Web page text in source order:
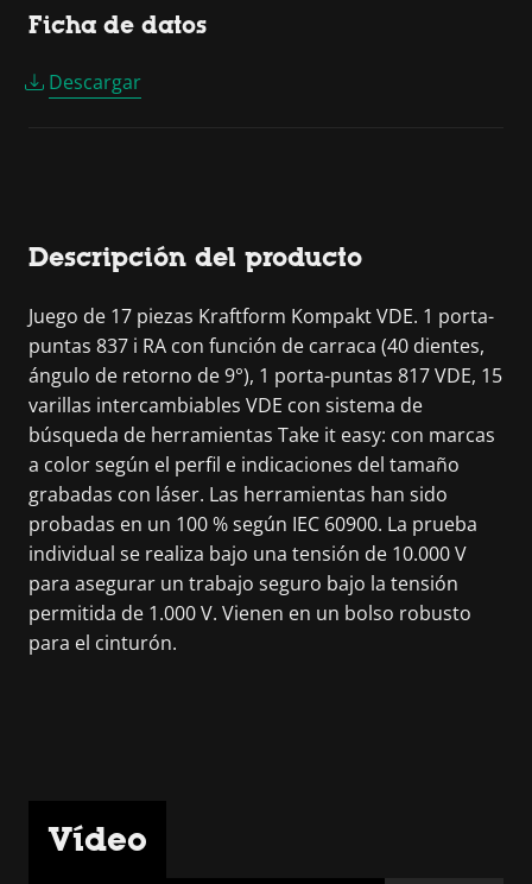
Ficha de datos
Descargar
Descripción del producto
Juego de 17 piezas Kraftform Kompakt VDE. 1 porta-
puntas 837 i RA con función de carraca (40 dientes,
ángulo de retorno de 9°), 1 porta-puntas 817 VDE, 15
varillas intercambiables VDE con sistema de
búsqueda de herramientas Take it easy: con marcas
a color según el perfil e indicaciones del tamaño
grabadas con láser. Las herramientas han sido
probadas en un 100 % según IEC 60900. La prueba
individual se realiza bajo una tensión de 10.000 V
para asegurar un trabajo seguro bajo la tensión
permitida de 1.000 V. Vienen en un bolso robusto
para el cinturón.
Vídeo